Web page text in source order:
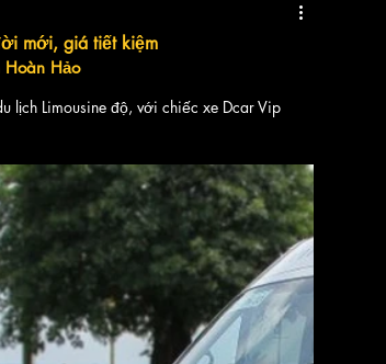
mới, giá tiết kiệm
Hoàn Hảo
lịch Limousine độ, với chiếc xe Dcar Vip